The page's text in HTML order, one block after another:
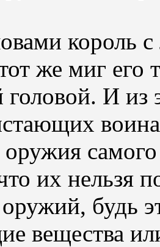
король с
же миг его
головой. И из
их нельзя
будь
вещества